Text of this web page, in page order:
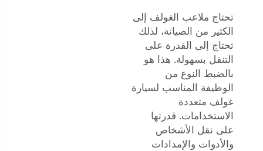
تحتاج ملاعب الغولف إلى
الكثير من الصيانة، لذلك
تحتاج إلى القدرة على
التنقل بسهولة. هذا هو
بالضبط النوع من
الوظيفة المناسب لسيارة
غولف متعددة
الاستخدامات. قدرتها
على نقل الأشخاص
والأدوات والإمدادات